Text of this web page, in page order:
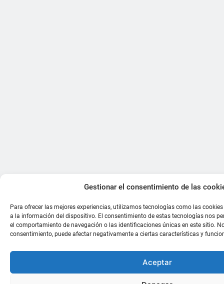
Gestionar el consentimiento de las
Para ofrecer las mejores experiencias, utilizamos tecnologías como las
a la información del dispositivo. El consentimiento de estas tecnologías nos
el comportamiento de navegación o las identificaciones únicas en este sitio.
consentimiento, puede afectar negativamente a ciertas características y
Aceptar